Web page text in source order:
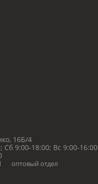
16Б/4
Сб 9:00-18:00; Вс 9:00-16:00
оптовый отдел